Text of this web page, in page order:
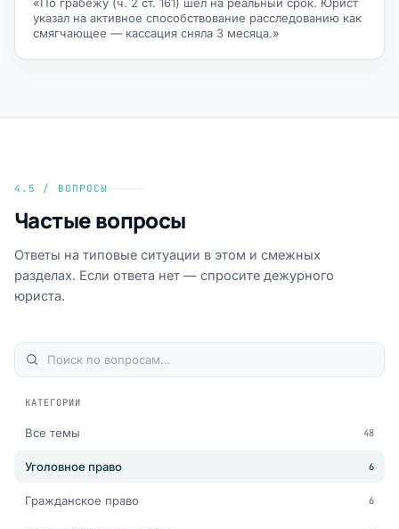
указал на активное способствование расследованию как
смягчающее — кассация сняла 3 месяца.»
4.5 / ВОПРОСЫ
Частые вопросы
Ответы на типовые ситуации в этом и смежных
разделах. Если ответа нет — спросите дежурного
юриста.
КАТЕГОРИИ
Все темы 48
Уголовное право 6
Гражданское право 6